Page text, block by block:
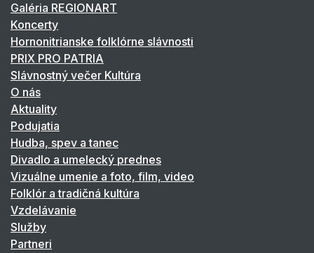
Galéria REGIONART
Koncerty
Hornonitrianske folklórne slávnosti
PRIX PRO PATRIA
Slávnostný večer Kultúra
O nás
Aktuality
Podujatia
Hudba, spev a tanec
Divadlo a umelecký prednes
Vizuálne umenie a foto, film, video
Folklór a tradičná kultúra
Vzdelávanie
Služby
Partneri